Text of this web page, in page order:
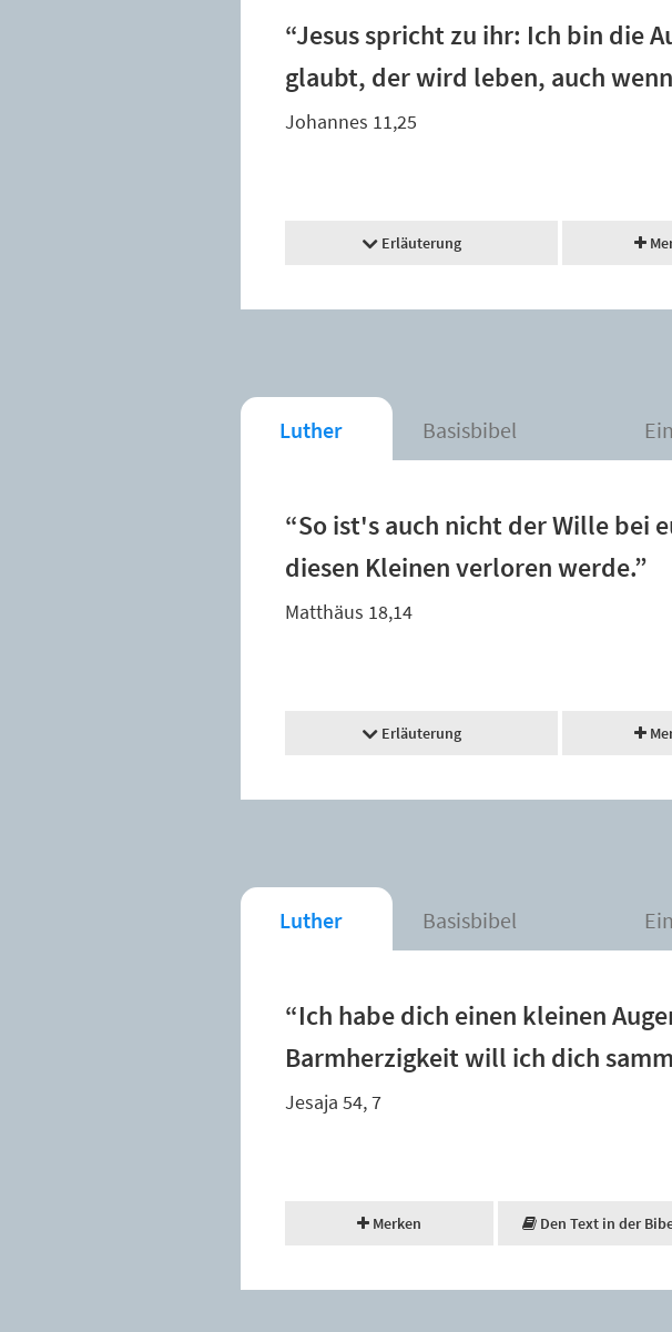
“Jesus spricht zu ihr: Ich bin die
glaubt, der wird leben, auch
Johannes 11,25
Erläuterung
Luther Basisbibel
“So ist's auch nicht der Wille bei
diesen Kleinen verloren werde.”
Matthäus 18,14
Erläuterung
Luther Basisbibel
“Ich habe dich einen kleinen
Barmherzigkeit will ich dich
Jesaja 54, 7
Merken Den Text in der